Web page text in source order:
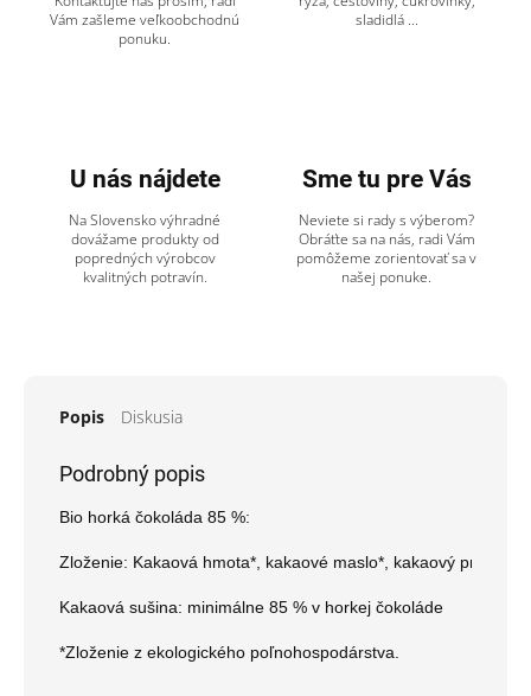
Vám zašleme veľkoobchodnú
ponuku.
sladidlá ...
U nás nájdete
Na Slovensko výhradné
dovážame produkty od
popredných výrobcov
kvalitných potravín.
Sme tu pre Vás
Neviete si rady s výberom?
Obráťte sa na nás, radi Vám
pomôžeme zorientovať sa v
našej ponuke.
Popis Diskusia
Podrobný popis
Bio horká čokoláda 85 %:
Zloženie: Kakaová hmota*, kakaové maslo*, kakaový
Kakaová sušina: minimálne 85 % v horkej čokoláde
*Zloženie z ekologického poľnohospodárstva.